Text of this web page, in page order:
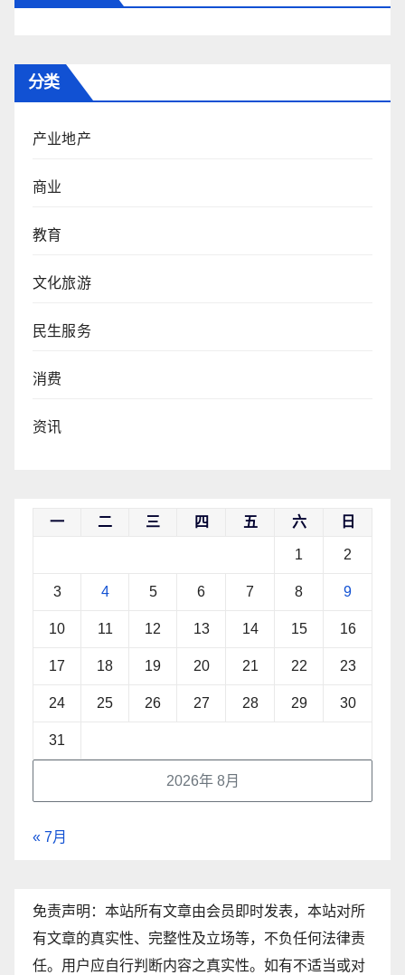
分类
产业地产
商业
教育
文化旅游
民生服务
消费
资讯
2026年 8月
一 二 三 四 五 六 日
1 2
3 4 5 6 7 8 9
10 11 12 13 14 15 16
17 18 19 20 21 22 23
24 25 26 27 28 29 30
31
« 7月
免责声明：本站所有文章由会员即时发表，本站对所
有文章的真实性、完整性及立场等，不负任何法律责
任。用户应自行判断内容之真实性。如有不适当或对